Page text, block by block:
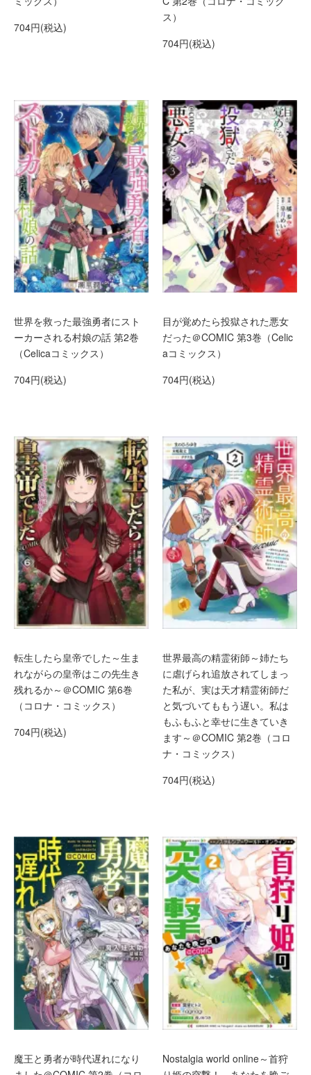
704円(税込)
ス）
704円(税込)
世界を救った最強勇者にスト
ーカーされる村娘の話 第2巻
（Celicaコミックス）
704円(税込)
目が覚めたら投獄された悪女
だった＠COMIC 第3巻（Celic
aコミックス）
704円(税込)
転生したら皇帝でした～生ま
れながらの皇帝はこの先生き
残れるか～＠COMIC 第6巻
（コロナ・コミックス）
704円(税込)
世界最高の精霊術師～姉たち
に虐げられ追放されてしまっ
た私が、実は天才精霊術師だ
と気づいてももう遅い。私は
もふもふと幸せに生きていき
ます～＠COMIC 第2巻（コロ
ナ・コミックス）
704円(税込)
魔王と勇者が時代遅れになり
Nostalgia world online～首狩